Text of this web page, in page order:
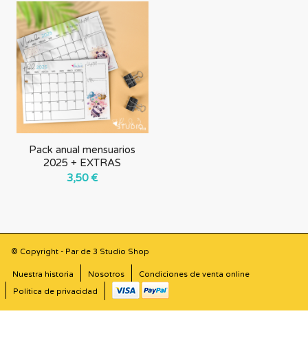
Pack anual mensuarios
2025 + EXTRAS
3,50€
© Copyright - Par de 3 Studio Shop
Nuestra historia Nosotros
Condiciones de venta online
Política de privacidad